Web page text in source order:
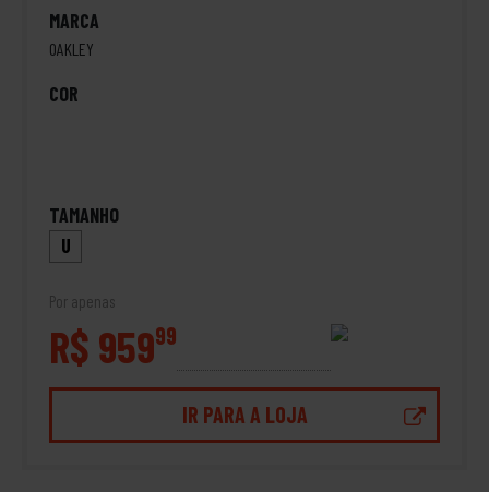
MARCA
OAKLEY
COR
TAMANHO
U
Por apenas
R$ 95999
IR PARA A LOJA